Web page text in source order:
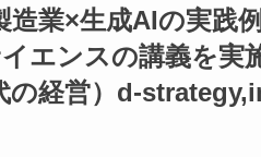
造業×生成AIの実践
エンスの講義を実
の経営）d-